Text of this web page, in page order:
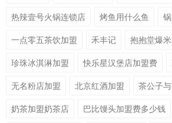
热辣壹号火锅连锁店
烤鱼用什么鱼
一点零五茶饮加盟
禾丰记 抱抱堂爆
珍珠冰淇淋加盟
快乐星汉堡店加盟费
无名粉店加盟
北京红酒加盟
茶公子
奶茶加盟奶茶店
巴比馒头加盟费多少钱